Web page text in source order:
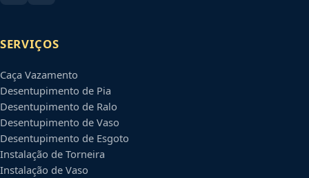
SERVIÇOS
Caça Vazamento
Desentupimento de Pia
Desentupimento de Ralo
Desentupimento de Vaso
Desentupimento de Esgoto
Instalação de Torneira
Instalação de Vaso